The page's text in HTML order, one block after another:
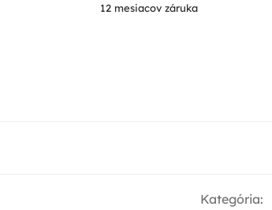
12 mesiacov záruka
Kategória: